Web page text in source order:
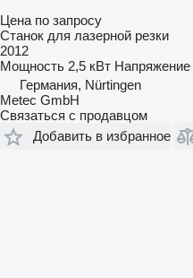
Цена по запросу
Станок для лазерной резки
2012
Мощность 2,5 кВт Напряжение
Германия, Nürtingen
Metec GmbH
Связаться с продавцом
Добавить в избранное